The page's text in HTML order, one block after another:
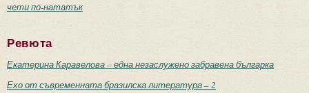
чети по-нататък
Ревюта
Екатерина Каравелова – една незаслужено забравена българка
Ехо от съвременната бразилска литература – 2